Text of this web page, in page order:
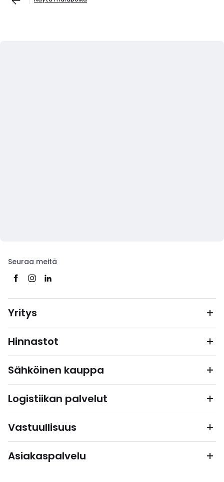
Seuraa meitä
Yritys
Hinnastot
Sähköinen kauppa
Logistiikan palvelut
Vastuullisuus
Asiakaspalvelu